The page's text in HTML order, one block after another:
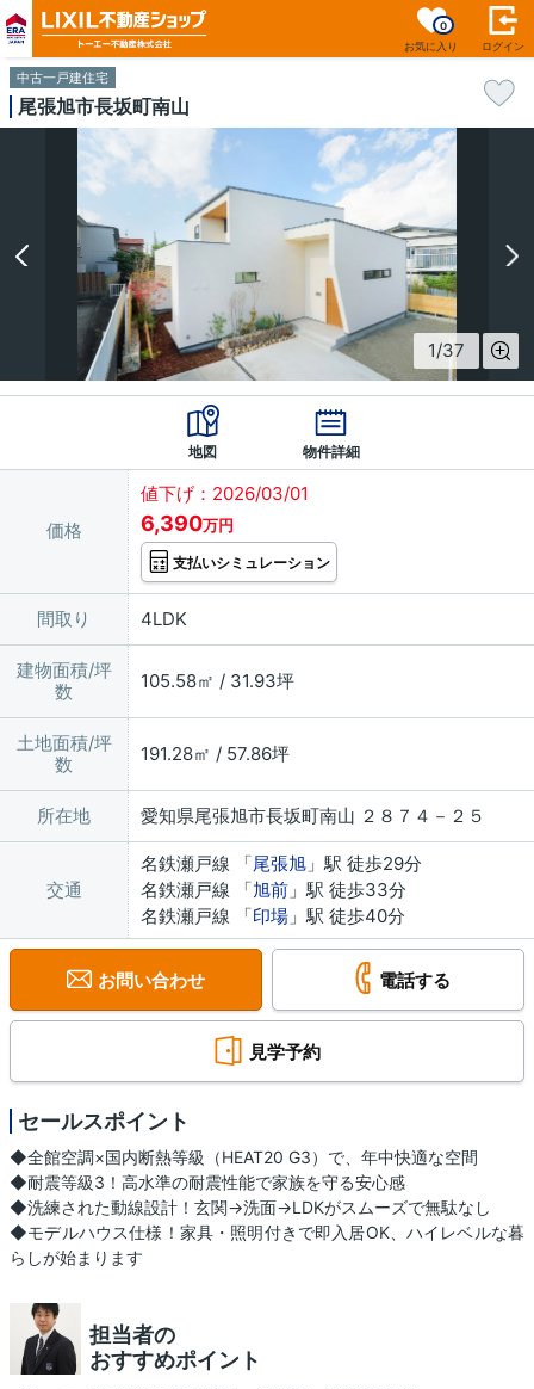
お気に入り
0
ログイン
中古一戸建住宅
尾張旭市長坂町南山
1/37
地図 物件詳細
価格
値下げ：2026/03/01
6,390万円
支払いシミュレーション
間取り 4LDK
建物面積/坪
数
105.58㎡ / 31.93坪
土地面積/坪
数
191.28㎡ / 57.86坪
所在地 愛知県尾張旭市長坂町南山 ２８７４－２５
交通
名鉄瀬戸線 「尾張旭 」駅 徒歩29分
名鉄瀬戸線 「旭前 」駅 徒歩33分
名鉄瀬戸線 「印場 」駅 徒歩40分
お問い合わせ 電話する
見学予約
セールスポイント
◆全館空調×国内断熱等級（HEAT20 G3）で、年中快適な空間
◆耐震等級3！高水準の耐震性能で家族を守る安心感
◆洗練された動線設計！玄関→洗面→LDKがスムーズで無駄なし
◆モデルハウス仕様！家具・照明付きで即入居OK、ハイレベルな暮
らしが始まります
担当者の
おすすめポイント